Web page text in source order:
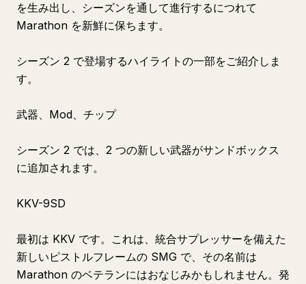
を生み出し、シーズンを通して進行するにつれて
Marathon を新鮮に保ちます。
シーズン 2 で登場するハイライトの一部をご紹介しま
す。
武器、Mod、チップ
シーズン 2 では、2 つの新しい武器がサンドボックス
に追加されます。
KKV-9SD
最初は KKV です。これは、統合サプレッサーを備えた
新しいピストルフレームの SMG で、その名前は
Marathon のベテランにはおなじみかもしれません。発